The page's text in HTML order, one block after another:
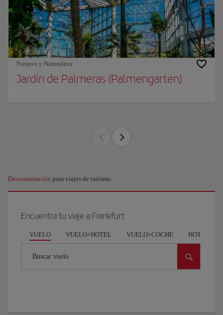
Parques y Naturaleza
Jardín de Palmeras (Palmengarten)
Documentación para viajes de turismo
Encuentra tu viaje a Frankfurt
VUELO VUELO+HOTEL VUELO+COCHE HOTEL
Buscar vuelo